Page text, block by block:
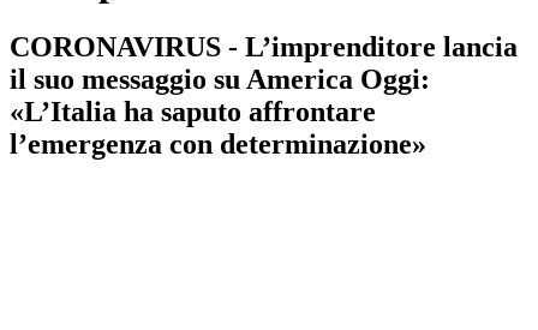
CORONAVIRUS - L’imprenditore lancia
il suo messaggio su America Oggi:
«L’Italia ha saputo affrontare
l’emergenza con determinazione»